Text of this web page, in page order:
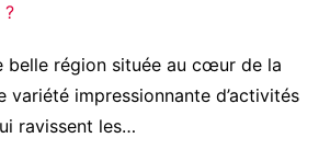
?
belle région située au cœur de la
variété impressionnante d’activités
ravissent les…